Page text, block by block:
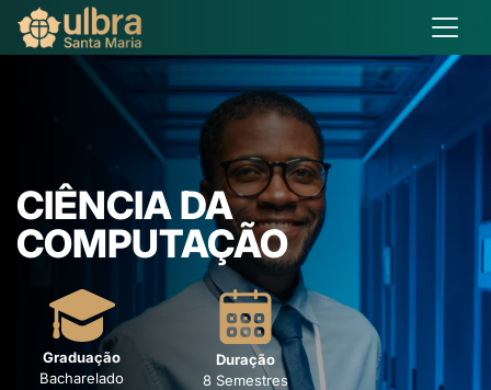
CIÊNCIA DA
COMPUTAÇÃO
Graduação
Bacharelado
Duração
8 Semestres